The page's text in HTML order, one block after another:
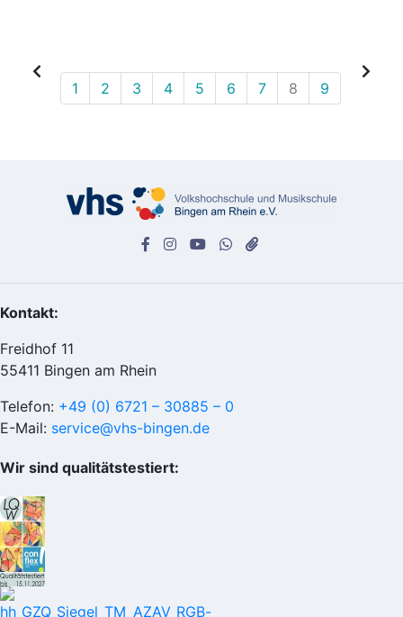
1 2 3 4 5 6 7 8 9
Kontakt:
Freidhof 11
55411 Bingen am Rhein
Telefon: +49 (0) 6721 – 30885 – 0
E-Mail: service@vhs-bingen.de
Wir sind qualitätstestiert: